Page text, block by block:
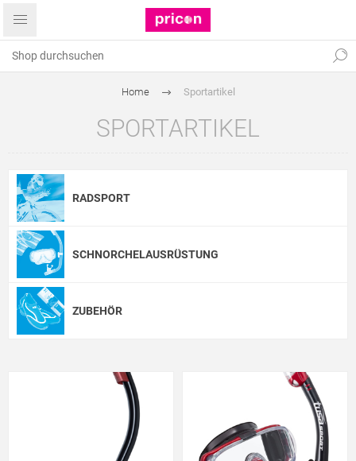
Home Sportartikel
SPORTARTIKEL
RADSPORT
SCHNORCHELAUSRÜSTUNG
ZUBEHÖR